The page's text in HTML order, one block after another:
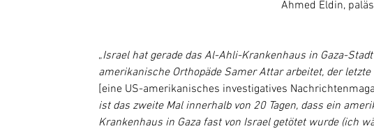
Ahmed Eldin,
„Israel hat gerade das Al-Ahli-Krankenhaus in Gaza-
amerikanische Orthopäde Samer Attar arbeitet, der
[eine US-amerikanisches investigatives
ist das zweite Mal innerhalb von 20 Tagen, dass ein
Krankenhaus in Gaza fast von Israel getötet wurde (ich